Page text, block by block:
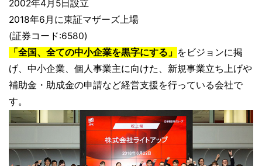
2002年4月5日設立
2018年6月に東証マザーズ上場
(証券コード:6580)
「全国、全ての中小企業を黒字にする」 をビジョンに掲
げ、中小企業、個人事業主に向けた、新規事業立ち上げや
補助金・助成金の申請など経営支援を行っている会社で
す。